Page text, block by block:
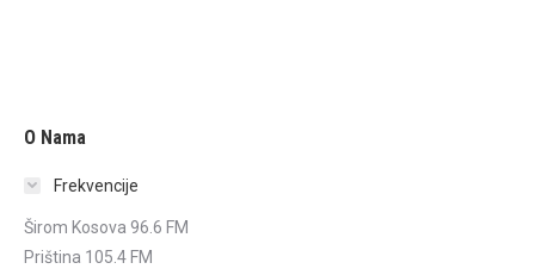
O Nama
Frekvencije
Širom Kosova 96.6 FM
Priština 105.4 FM